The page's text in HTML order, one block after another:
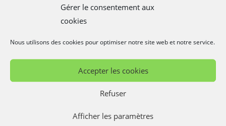
Gérer le consentement aux
cookies
Nous utilisons des cookies pour optimiser notre site web et notre service.
Accepter les cookies
Refuser
Afficher les paramètres
Marquage précis des animaux grâce à la
technologie des caméras 3D :
Aperçu des fonctions:
Détermination automatique du poids